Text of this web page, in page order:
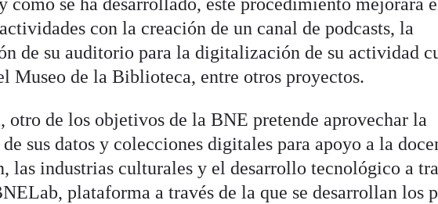
como se ha desarrollado, este procedimiento mejorará
con la creación de un canal de podcasts, la
de su auditorio para la digitalización de su actividad
Museo de la Biblioteca, entre otros proyectos.
otro de los objetivos de la BNE pretende aprovechar la
sus datos y colecciones digitales para apoyo a la
las industrias culturales y el desarrollo tecnológico a
plataforma a través de la que se desarrollan los